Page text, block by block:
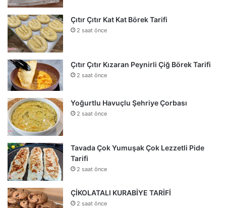
Çıtır Çıtır Kat Kat Börek Tarifi
2 saat önce
Çıtır Çıtır Kızaran Peynirli Çiğ Börek Tarifi
2 saat önce
Yoğurtlu Havuçlu Şehriye Çorbası
2 saat önce
Tavada Çok Yumuşak Çok Lezzetli Pide
Tarifi
2 saat önce
ÇİKOLATALI KURABİYE TARİFİ
2 saat önce